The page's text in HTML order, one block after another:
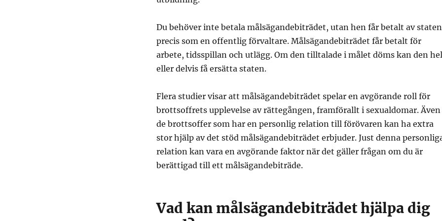
Du behöver inte betala målsägandebiträdet, utan hen får betalt av staten
precis som en offentlig förvaltare. Målsägandebiträdet får betalt för
arbete, tidsspillan och utlägg. Om den tilltalade i målet döms kan den
eller delvis få ersätta staten.
Flera studier visar att målsägandebiträdet spelar en avgörande roll för
brottsoffrets upplevelse av rättegången, framförallt i sexualdomar. Även
de brottsoffer som har en personlig relation till förövaren kan ha extra
stor hjälp av det stöd målsägandebiträdet erbjuder. Just denna
relation kan vara en avgörande faktor när det gäller frågan om du är
berättigad till ett målsägandebiträde.
Vad kan målsägandebiträdet hjälpa dig